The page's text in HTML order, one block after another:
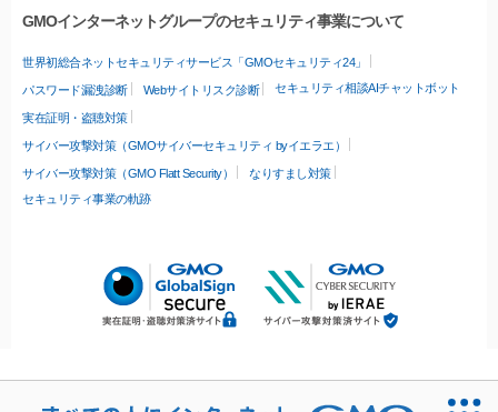
GMOインターネットグループのセキュリティ事業について
世界初総合ネットセキュリティサービス「GMOセキュリティ24」
パスワード漏洩診断 Webサイトリスク診断 セキュリティ相談AIチャットボット
実在証明・盗聴対策
サイバー攻撃対策（GMOサイバーセキュリティ byイエラエ）
サイバー攻撃対策（GMO Flatt Security）
なりすまし対策
セキュリティ事業の軌跡